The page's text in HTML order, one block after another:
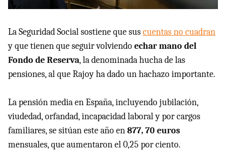
La Seguridad Social sostiene que suscuentas no cuadran
y que tienen que seguir volviendoechar mano del
Fondo de Reserva, la denominada hucha de las
pensiones, al que Rajoy ha dado un hachazo importante.
La pensión media en España, incluyendo jubilación,
viudedad, orfandad, incapacidad laboral y por cargos
familiares, se sitúan este año en877, 70 euros
mensuales, que aumentaron el 0,25 por ciento.